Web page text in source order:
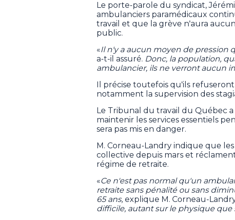
Le porte-parole du syndicat,
ambulanciers paramédicaux
travail et que la grève n'aura
public.
«Il n'y a aucun moyen de pression
a-t-il assuré. Donc, la population,
ambulancier, ils ne verront aucun
Il précise toutefois qu'ils
notamment la supervision des
Le Tribunal du travail du Québec
maintenir les services essentiels
sera pas mis en danger.
M. Corneau-Landry indique que
collective depuis mars et
régime de retraite.
«Ce n'est pas normal qu'un
retraite sans pénalité ou sans
65 ans, explique M. Corneau-
difficile, autant sur le physique que